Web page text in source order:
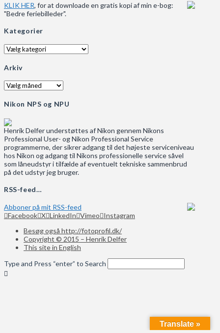
KLIK HER, for at downloade en gratis kopi af min e-bog:
"Bedre feriebilleder".
Kategorier
Kategorier
Arkiv
Arkiv
Nikon NPS og NPU
Henrik Delfer understøttes af Nikon gennem Nikons
Professional User- og Nikon Professional Service
programmerne, der sikrer adgang til det højeste serviceniveau
hos Nikon og adgang til Nikons professionelle service såvel
som låneudstyr i tilfælde af eventuelt tekniske sammenbrud
på det udstyr jeg bruger.
RSS-feed…
Abboner på mit RSS-feed
Facebook X LinkedIn Vimeo Instagram
Besøg også http://fotoprofil.dk/
Copyright © 2015 – Henrik Delfer
This site in English
Type and Press “enter” to Search
Translate »